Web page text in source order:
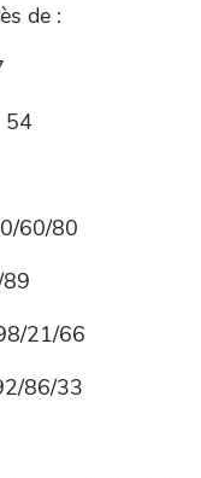
de :
54
60/80
21/66
86/33